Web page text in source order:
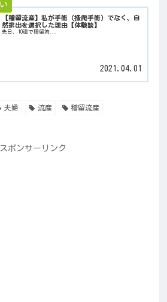
【稽留流産】私が手術（搔爬手術）でなく、自
然排出を選択した理由【体験談】
先日、10週で稽留流...
2021.04.01
夫婦 流産 稽留流産
スポンサーリンク